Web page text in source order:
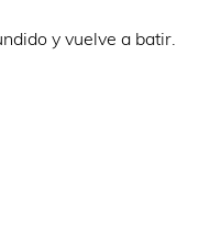
y vuelve a batir.